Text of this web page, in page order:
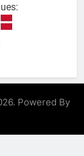
Powered By